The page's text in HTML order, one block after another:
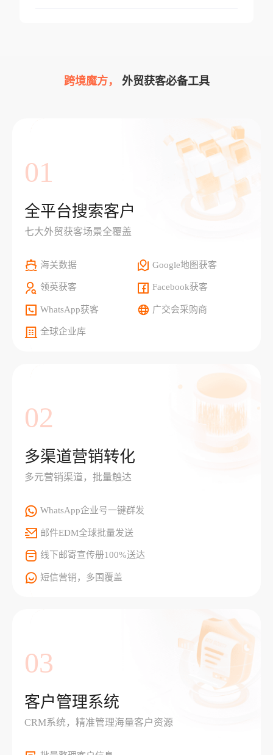
跨境魔方， 外贸获客必备工具
01
全平台搜索客户
七大外贸获客场景全覆盖
海关数据 Google地图获客
领英获客 Facebook获客
WhatsApp获客 广交会采购商
全球企业库
02
多渠道营销转化
多元营销渠道，批量触达
WhatsApp企业号一键群发
邮件EDM全球批量发送
线下邮寄宣传册100%送达
短信营销，多国覆盖
03
客户管理系统
CRM系统，精准管理海量客户资源